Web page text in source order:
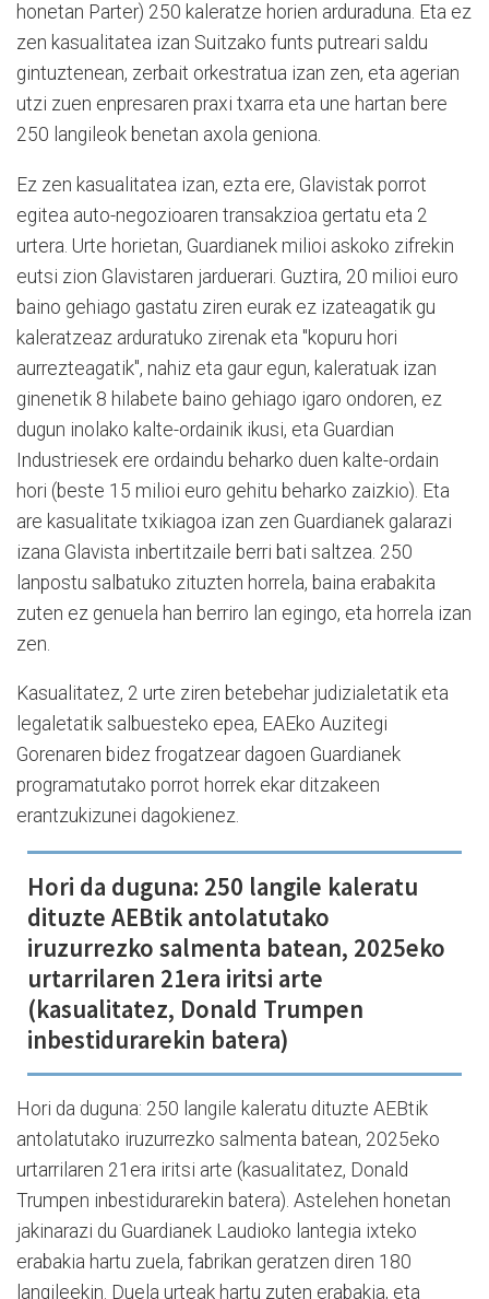
honetan Parter) 250 kaleratze horien arduraduna. Eta ez
zen kasualitatea izan Suitzako funts putreari saldu
gintuztenean, zerbait orkestratua izan zen, eta agerian
utzi zuen enpresaren praxi txarra eta une hartan bere
250 langileok benetan axola geniona.
Ez zen kasualitatea izan, ezta ere, Glavistak porrot
egitea auto-negozioaren transakzioa gertatu eta 2
urtera. Urte horietan, Guardianek milioi askoko zifrekin
eutsi zion Glavistaren jarduerari. Guztira, 20 milioi euro
baino gehiago gastatu ziren eurak ez izateagatik gu
kaleratzeaz arduratuko zirenak eta "kopuru hori
aurrezteagatik", nahiz eta gaur egun, kaleratuak izan
ginenetik 8 hilabete baino gehiago igaro ondoren, ez
dugun inolako kalte-ordainik ikusi, eta Guardian
Industriesek ere ordaindu beharko duen kalte-ordain
hori (beste 15 milioi euro gehitu beharko zaizkio). Eta
are kasualitate txikiagoa izan zen Guardianek galarazi
izana Glavista inbertitzaile berri bati saltzea. 250
lanpostu salbatuko zituzten horrela, baina erabakita
zuten ez genuela han berriro lan egingo, eta horrela izan
zen.
Kasualitatez, 2 urte ziren betebehar judizialetatik eta
legaletatik salbuesteko epea, EAEko Auzitegi
Gorenaren bidez frogatzear dagoen Guardianek
programatutako porrot horrek ekar ditzakeen
erantzukizunei dagokienez.
Hori da duguna: 250 langile kaleratu
dituzte AEBtik antolatutako
iruzurrezko salmenta batean, 2025eko
urtarrilaren 21era iritsi arte
(kasualitatez, Donald Trumpen
inbestidurarekin batera)
Hori da duguna: 250 langile kaleratu dituzte AEBtik
antolatutako iruzurrezko salmenta batean, 2025eko
urtarrilaren 21era iritsi arte (kasualitatez, Donald
Trumpen inbestidurarekin batera). Astelehen honetan
jakinarazi du Guardianek Laudioko lantegia ixteko
erabakia hartu zuela, fabrikan geratzen diren 180
langileekin. Duela urteak hartu zuten erabakia, eta